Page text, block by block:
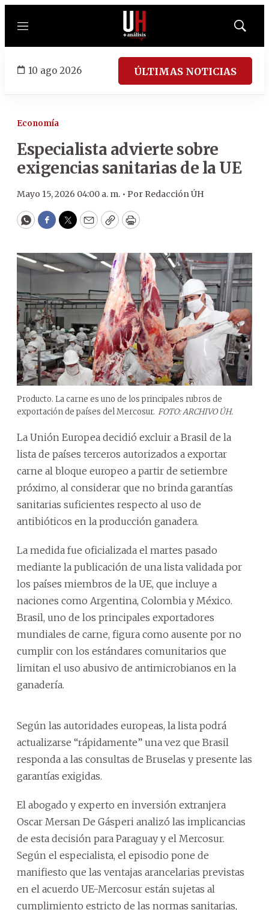
Menú
Mostrar
10 ago 2026 ÚLTIMAS NOTICIAS
Economía
Especialista advierte sobre
exigencias sanitarias de la UE
Mayo 15, 2026 04:00 a. m. • Por Redacción ÚH
WhatsApp
Facebook
Twitter
EmailCopyPrint
Producto. La carne es uno de los principales rubros de
exportación de países del Mercosur. FOTO: ARCHIVO ÚH.
La Unión Europea decidió excluir a Brasil de la
lista de países terceros autorizados a exportar
carne al bloque europeo a partir de setiembre
próximo, al considerar que no brinda garantías
sanitarias suficientes respecto al uso de
antibióticos en la producción ganadera.
La medida fue oficializada el martes pasado
mediante la publicación de una lista validada por
los países miembros de la UE, que incluye a
naciones como Argentina, Colombia y México.
Brasil, uno de los principales exportadores
mundiales de carne, figura como ausente por no
cumplir con los estándares comunitarios que
limitan el uso abusivo de antimicrobianos en la
ganadería.
Según las autoridades europeas, la lista podrá
actualizarse “rápidamente” una vez que Brasil
responda a las consultas de Bruselas y presente las
garantías exigidas.
El abogado y experto en inversión extranjera
Oscar Mersan De Gásperi analizó las implicancias
de esta decisión para Paraguay y el Mercosur.
Según el especialista, el episodio pone de
manifiesto que las ventajas arancelarias previstas
en el acuerdo UE-Mercosur están sujetas al
cumplimiento estricto de las normas sanitarias,